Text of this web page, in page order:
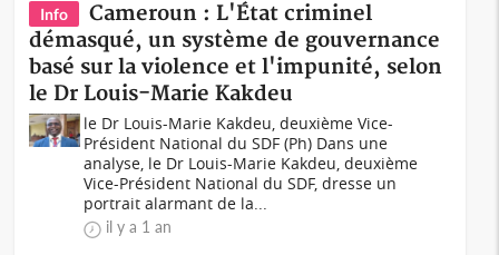
Info
Cameroun : L'État criminel
démasqué, un système de gouvernance
basé sur la violence et l'impunité, selon
le Dr Louis-Marie Kakdeu
le Dr Louis-Marie Kakdeu, deuxième Vice-
Président National du SDF (Ph) Dans une
analyse, le Dr Louis-Marie Kakdeu, deuxième
Vice-Président National du SDF, dresse un
portrait alarmant de la...
il y a 1 an